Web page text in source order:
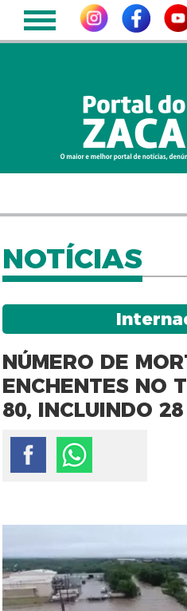
NOTÍCIAS
NÚMERO DE
ENCHENTES NO
80, INCLUINDO